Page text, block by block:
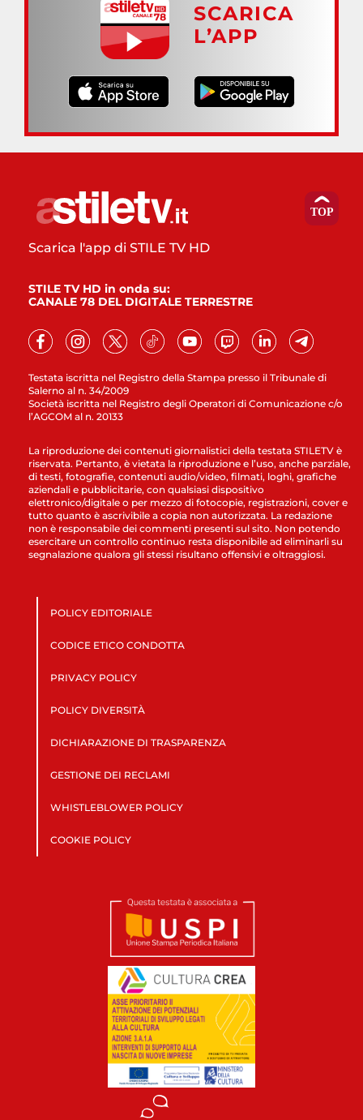
SCARICA
L’APP
Testata iscritta nel Registro della Stampa presso il Tribunale di
Salerno al n. 34/2009
Società iscritta nel Registro degli Operatori di Comunicazione c/o
l’AGCOM al n. 20133
Scarica l'app di STILE TV HD
STILE TV HD in onda su:
CANALE 78 DEL DIGITALE TERRESTRE
La riproduzione dei contenuti giornalistici della testata STILETV è
riservata. Pertanto, è vietata la riproduzione e l’uso, anche parziale,
di testi, fotografie, contenuti audio/video, filmati, loghi, grafiche
aziendali e pubblicitarie, con qualsiasi dispositivo
elettronico/digitale o per mezzo di fotocopie, registrazioni, cover e
tutto quanto è ascrivibile a copia non autorizzata. La redazione
non è responsabile dei commenti presenti sul sito. Non potendo
esercitare un controllo continuo resta disponibile ad eliminarli su
segnalazione qualora gli stessi risultano offensivi e oltraggiosi.
POLICY EDITORIALE
CODICE ETICO CONDOTTA
PRIVACY POLICY
POLICY DIVERSITÀ
DICHIARAZIONE DI TRASPARENZA
GESTIONE DEI RECLAMI
WHISTLEBLOWER POLICY
COOKIE POLICY